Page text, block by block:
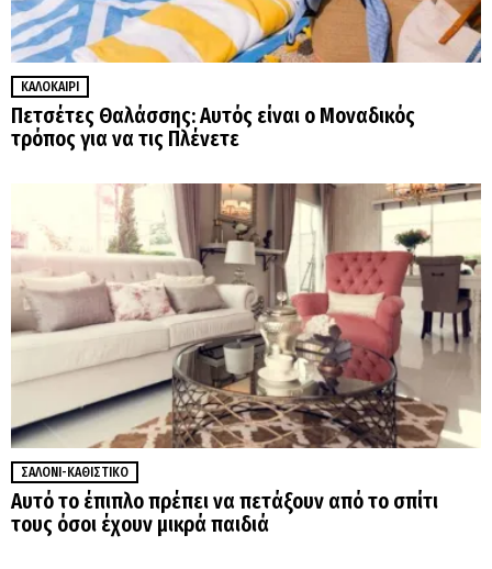
ΚΑΛΟΚΑΊΡΙ
Πετσέτες Θαλάσσης: Αυτός είναι ο Μοναδικός
τρόπος για να τις Πλένετε
ΣΑΛΌΝΙ-ΚΑΘΙΣΤΙΚΌ
Αυτό το έπιπλο πρέπει να πετάξουν από το σπίτι
τους όσοι έχουν μικρά παιδιά